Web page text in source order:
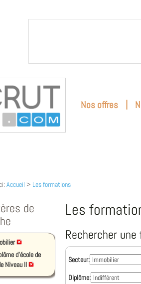
Nos offres |
Accueil > Les formations
de
d'école de
Niveau II
Les
Rechercher
Secteur:
Diplôme: